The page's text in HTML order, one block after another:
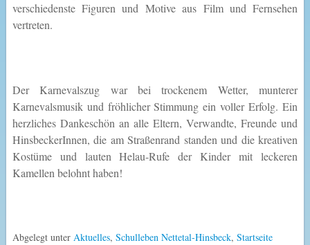
verschiedenste Figuren und Motive aus Film und Fernsehen
vertreten.
Der Karnevalszug war bei trockenem Wetter, munterer
Karnevalsmusik und fröhlicher Stimmung ein voller Erfolg. Ein
herzliches Dankeschön an alle Eltern, Verwandte, Freunde und
HinsbeckerInnen, die am Straßenrand standen und die kreativen
Kostüme und lauten Helau-Rufe der Kinder mit leckeren
Kamellen belohnt haben!
Abgelegt unter Aktuelles, Schulleben Nettetal-Hinsbeck, Startseite